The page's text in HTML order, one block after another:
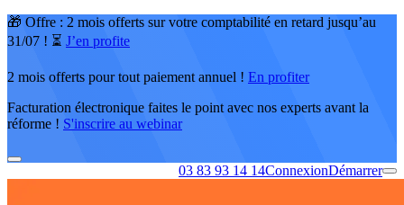
🎁 Offre : 2 mois offerts sur votre comptabilité en retard jusqu’au
31/07 ! ⏳ J’en profite
2 mois offerts pour tout paiement annuel ! En profiter
Facturation électronique faites le point avec nos experts avant la
réforme ! S'inscrire au webinar
03 83 93 14 14ConnexionDémarrer